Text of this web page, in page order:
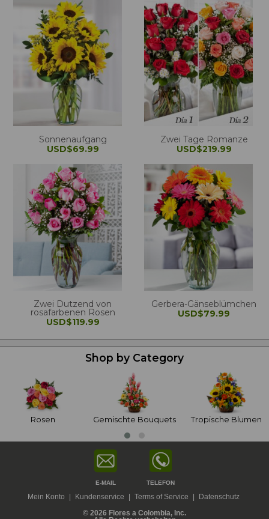
Sonnenaufgang
USD$69.99
Zwei Tage Romanze
USD$219.99
Zwei Dutzend von
rosafarbenen Rosen
USD$119.99
Gerbera-Gänseblümchen
USD$79.99
Shop by Category
Rosen Gemischte Bouquets Tropische Blumen
E-MAIL TELEFON
Mein Konto Kundenservice Terms of Service
Datenschutz
© 2026 Flores a Colombia, Inc.